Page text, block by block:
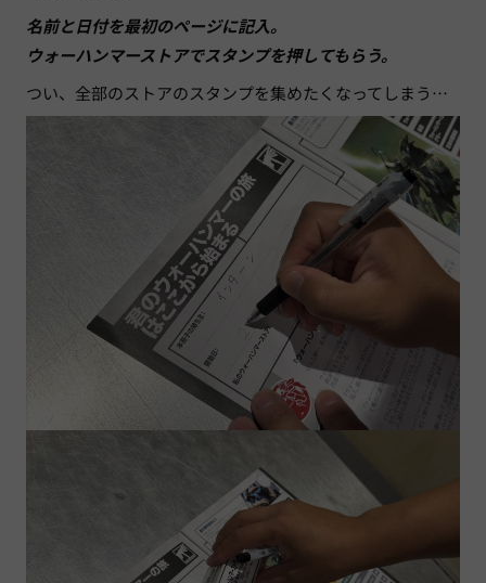
名前と日付を最初のページに記入。
ウォーハンマーストアでスタンプを押してもらう。
つい、全部のストアのスタンプを集めたくなってしまう…